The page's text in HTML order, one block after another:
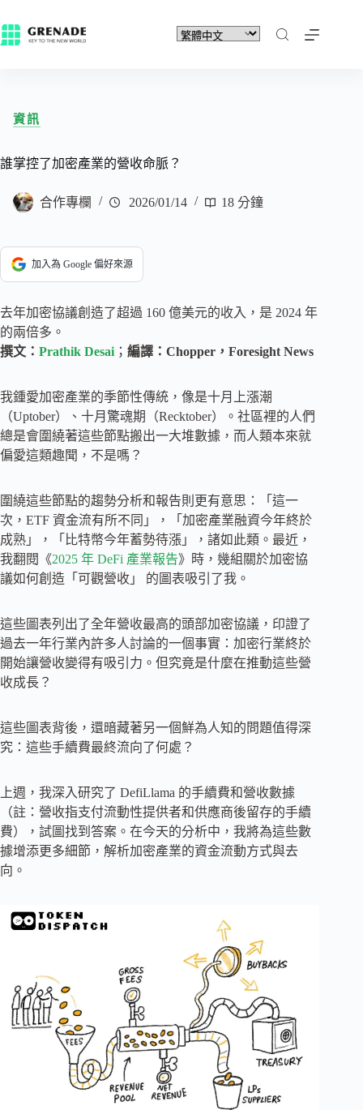
資訊
誰掌控了加密產業的營收命脈？
合作專欄 2026/01/14 18 分鐘
加入為 Google 偏好來源
去年加密協議創造了超過 160 億美元的收入，是 2024 年
的兩倍多。
撰文： Prathik Desai ； 編譯：Chopper，Foresight News
我鍾愛加密產業的季節性傳統，像是十月上漲潮
（Uptober）、十月驚魂期（Recktober）。社區裡的人們
總是會圍繞著這些節點搬出一大堆數據，而人類本來就
偏愛這類趣聞，不是嗎？
圍繞這些節點的趨勢分析和報告則更有意思：「這一
次，ETF 資金流有所不同」，「加密產業融資今年終於
成熟」，「比特幣今年蓄勢待漲」，諸如此類。最近，
我翻閱《2025 年 DeFi 產業報告》時，幾組關於加密協
議如何創造「可觀營收」 的圖表吸引了我。
這些圖表列出了全年營收最高的頭部加密協議，印證了
過去一年行業內許多人討論的一個事實：加密行業終於
開始讓營收變得有吸引力。但究竟是什麼在推動這些營
收成長？
這些圖表背後，還暗藏著另一個鮮為人知的問題值得深
究：這些手續費最終流向了何處？
上週，我深入研究了 DefiLlama 的手續費和營收數據
（註：營收指支付流動性提供者和供應商後留存的手續
費），試圖找到答案。在今天的分析中，我將為這些數
據增添更多細節，解析加密產業的資金流動方式與去
向。